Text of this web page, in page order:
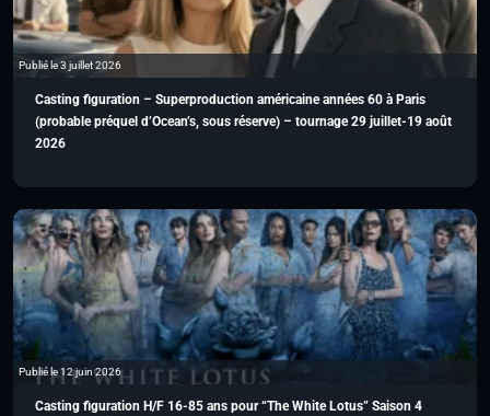
Publié le 3 juillet 2026
Casting figuration – Superproduction américaine années 60 à Paris
(probable préquel d’Ocean’s, sous réserve) – tournage 29 juillet-19 août
2026
Publié le 12 juin 2026
Casting figuration H/F 16-85 ans pour “The White Lotus” Saison 4